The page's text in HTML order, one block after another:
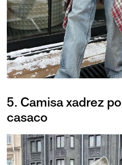
5. Camisa xadrez
casaco